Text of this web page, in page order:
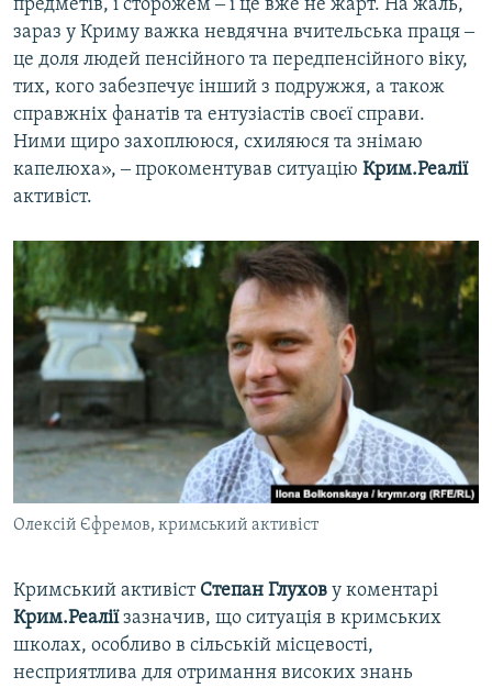
предметів, і сторожем ‒ і це вже не жарт. На жаль,
зараз у Криму важка невдячна вчительська праця ‒
це доля людей пенсійного та передпенсійного віку,
тих, кого забезпечує інший з подружжя, а також
справжніх фанатів та ентузіастів своєї справи.
Ними щиро захоплююся, схиляюся та знімаю
капелюха», ‒ прокоментував ситуацію Крим.Реалії
активіст.
Олексій Єфремов, кримський активіст
Кримський активіст Степан Глухов у коментарі
Крим.Реаліїзазначив, що ситуація в кримських
школах, особливо в сільській місцевості,
несприятлива для отримання високих знань